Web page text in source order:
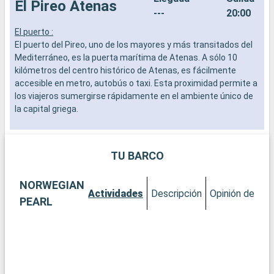
El Pireo Atenas
---
20:00
El puerto :
El puerto del Pireo, uno de los mayores y más transitados del
Mediterráneo, es la puerta marítima de Atenas. A sólo 10
kilómetros del centro histórico de Atenas, es fácilmente
accesible en metro, autobús o taxi. Esta proximidad permite a
los viajeros sumergirse rápidamente en el ambiente único de
la capital griega.
No se pierda la Acrópolis, el emblemático emplazamiento
las callejuelas del barrio de Pláka, donde podrá degustar
especialidades locales en un ambiente típicamente griego.
Para los amantes de la historia, el Museo Arqueológico
TU BARCO
NORWEGIAN
PEARL
Actividades Descripción Opinión del